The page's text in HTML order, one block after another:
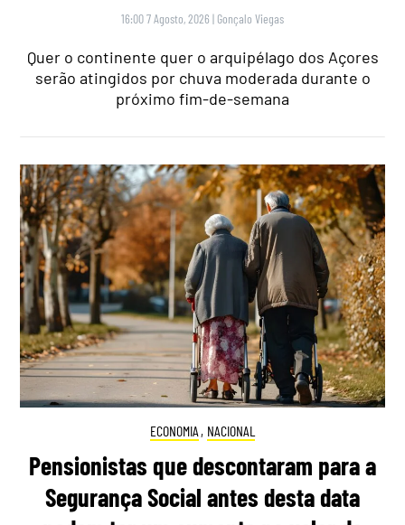
16:00 7 Agosto, 2026 | Gonçalo Viegas
Quer o continente quer o arquipélago dos Açores
serão atingidos por chuva moderada durante o
próximo fim-de-semana
ECONOMIA , NACIONAL
Pensionistas que descontaram para a
Segurança Social antes desta data